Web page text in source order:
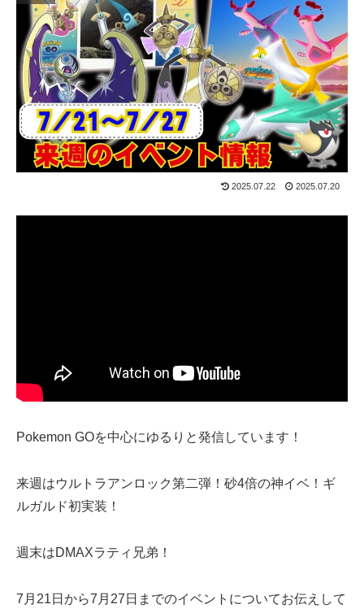
2025.07.22 2025.07.20
Pokemon GOを中心にゆるりと発信しています！
来週はウルトラアンロック第二弾！砂4倍の神イベ！ギ
ルガルド初実装！
週末はDMAXラティ兄弟！
7月21日から7月27日までのイベントについてお伝えして